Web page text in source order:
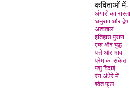
कविताओं में-
अंगारों का रास्ता
अनुराग और द्वेष
अश्वताल
इतिहास पुराण
एक और युद्ध
पत्ते और भाव
प्रेम का संकेत
पशु विदाई
रंग अंधेरे में
श्वेत फूल